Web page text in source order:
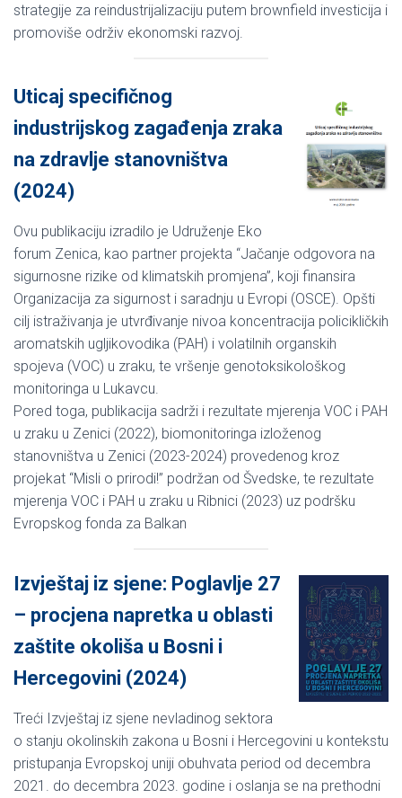
strategije za reindustrijalizaciju putem brownfield investicija i
promoviše održiv ekonomski razvoj.
Uticaj specifičnog
industrijskog zagađenja zraka
na zdravlje stanovništva
(2024)
Ovu publikaciju izradilo je Udruženje Eko
forum Zenica, kao partner projekta “Jačanje odgovora na
sigurnosne rizike od klimatskih promjena”, koji finansira
Organizacija za sigurnost i saradnju u Evropi (OSCE). Opšti
cilj istraživanja je utvrđivanje nivoa koncentracija policikličkih
aromatskih ugljikovodika (PAH) i volatilnih organskih
spojeva (VOC) u zraku, te vršenje genotoksikološkog
monitoringa u Lukavcu.
Pored toga, publikacija sadrži i rezultate mjerenja VOC i PAH
u zraku u Zenici (2022), biomonitoringa izloženog
stanovništva u Zenici (2023-2024) provedenog kroz
projekat “Misli o prirodi!” podržan od Švedske, te rezultate
mjerenja VOC i PAH u zraku u Ribnici (2023) uz podršku
Evropskog fonda za Balkan
Izvještaj iz sjene: Poglavlje 27
– procjena napretka u oblasti
zaštite okoliša u Bosni i
Hercegovini (2024)
Treći Izvještaj iz sjene nevladinog sektora
o stanju okolinskih zakona u Bosni i Hercegovini u kontekstu
pristupanja Evropskoj uniji obuhvata period od decembra
2021. do decembra 2023. godine i oslanja se na prethodni